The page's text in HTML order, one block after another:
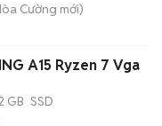
Cường mới)
A15 Ryzen 7 Vga
GB SSD